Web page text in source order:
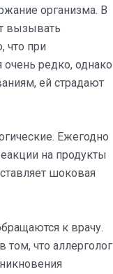
организма. В
вызывать
что при
редко, однако
ей страдают
Ежегодно
на продукты
шоковая
к врачу.
том, что аллерголог